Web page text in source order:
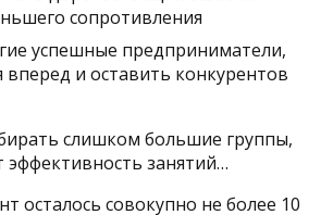
сопротивления
успешные предприниматели,
и оставить конкурентов
слишком большие группы,
эффективность занятий…
осталось совокупно не более 10